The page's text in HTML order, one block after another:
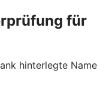
für
hinterlegte Name